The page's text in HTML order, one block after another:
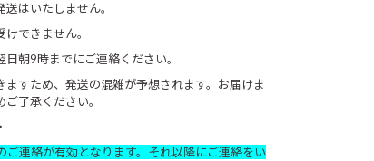
はいたしません。
できません。
朝9時までにご連絡ください。
すため、発送の混雑が予想されます。お届けま
了承ください。
連絡が有効となります。それ以降にご連絡をい